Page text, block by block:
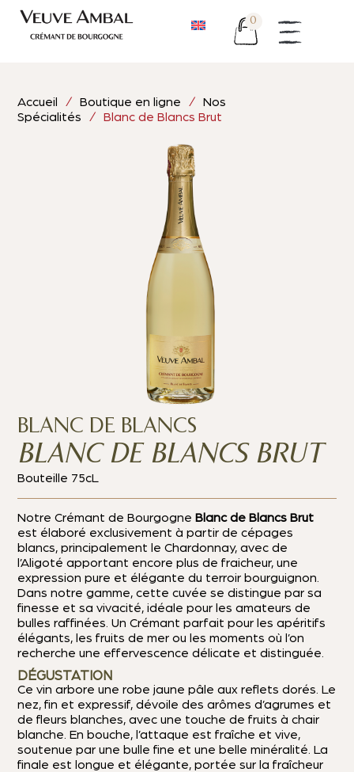
0
Accueil /Boutique en ligne /Nos
Spécialités / Blanc de Blancs Brut
BLANC DE BLANCS
BLANC DE BLANCS BRUT
Bouteille 75cL
Notre Crémant de Bourgogne Blanc de Blancs Brut
est élaboré exclusivement à partir de cépages
blancs, principalement le Chardonnay, avec de
l’Aligoté apportant encore plus de fraicheur, une
expression pure et élégante du terroir bourguignon.
Dans notre gamme, cette cuvée se distingue par sa
finesse et sa vivacité, idéale pour les amateurs de
bulles raffinées. Un Crémant parfait pour les apéritifs
élégants, les fruits de mer ou les moments où l’on
recherche une effervescence délicate et distinguée.
DÉGUSTATION
Ce vin arbore une robe jaune pâle aux reflets dorés. Le
nez, fin et expressif, dévoile des arômes d’agrumes et
de fleurs blanches, avec une touche de fruits à chair
blanche. En bouche, l’attaque est fraîche et vive,
soutenue par une bulle fine et une belle minéralité. La
finale est longue et élégante, portée sur la fraîcheur